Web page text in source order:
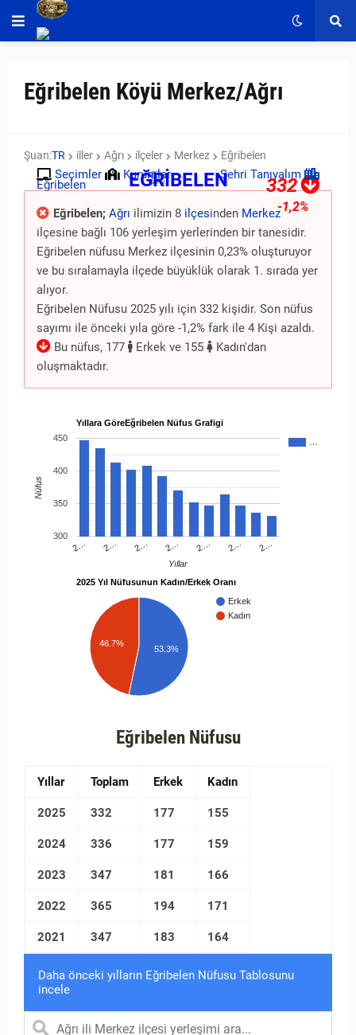
Eğribelen Köyü Merkez/Ağrı
Şuan:TR iller Ağrı ilçeler Merkez Eğribelen
Seçimler Kurumlar
Eğribelen 332
-1,2%
Şehri Tanıyalım
EĞRİBELEN
Eğribelen; Ağrı ilimizin 8 ilçesinden Merkez
ilçesine bağlı 106 yerleşim yerlerinden bir tanesidir.
Eğribelen nüfusu Merkez ilçesinin 0,23% oluşturuyor
ve bu sıralamayla ilçede büyüklük olarak 1. sırada yer
alıyor.
Eğribelen Nüfusu 2025 yılı için 332 kişidir. Son nüfus
sayımı ile önceki yıla göre -1,2% fark ile 4 Kişi azaldı.
Bu nüfus, 177
Erkek ve 155
Kadın'dan
oluşmaktadır.
Yıllara GöreEğribelen Nüfus Grafigi
2… 2… 2… 2… 2… 2… 2…
300
350
400
450
Yıllar
Nüfus
2025 Yıl Nüfusunun Kadın/Erkek Oranı
Erkek
Kadın
46.7%
53.3%
Eğribelen Nüfusu
Yıllar Toplam Erkek Kadın
2025 332 177 155
2024 336 177 159
2023 347 181 166
2022 365 194 171
2021 347 183 164
Daha önceki yılların Eğribelen Nüfusu Tablosunu
incele